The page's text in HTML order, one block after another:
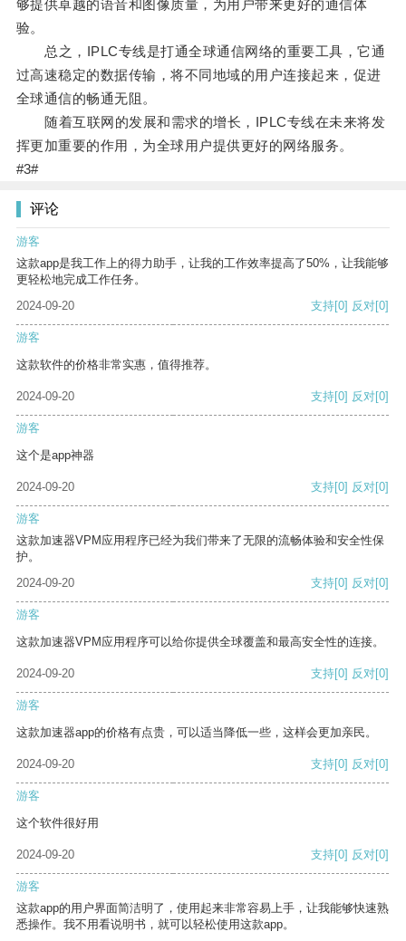
够提供卓越的语音和图像质量，为用户带来更好的通信体
验。
总之，IPLC专线是打通全球通信网络的重要工具，它通
过高速稳定的数据传输，将不同地域的用户连接起来，促进
全球通信的畅通无阻。
随着互联网的发展和需求的增长，IPLC专线在未来将发
挥更加重要的作用，为全球用户提供更好的网络服务。
#3#
评论
游客
这款app是我工作上的得力助手，让我的工作效率提高了50%，让我能够
更轻松地完成工作任务。
2024-09-20
支持[0] 反对[0]
游客
这款软件的价格非常实惠，值得推荐。
2024-09-20 支持[0] 反对[0]
游客
这个是app神器
2024-09-20 支持[0] 反对[0]
游客
这款加速器VPM应用程序已经为我们带来了无限的流畅体验和安全性保
护。
2024-09-20
支持[0] 反对[0]
游客
这款加速器VPM应用程序可以给你提供全球覆盖和最高安全性的连接。
2024-09-20 支持[0] 反对[0]
游客
这款加速器app的价格有点贵，可以适当降低一些，这样会更加亲民。
2024-09-20 支持[0] 反对[0]
游客
这个软件很好用
2024-09-20 支持[0] 反对[0]
游客
这款app的用户界面简洁明了，使用起来非常容易上手，让我能够快速熟
悉操作。我不用看说明书，就可以轻松使用这款app。